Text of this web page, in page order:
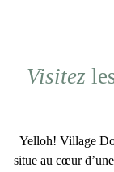
Visitez
Yelloh! Village
situe au cœur d’une